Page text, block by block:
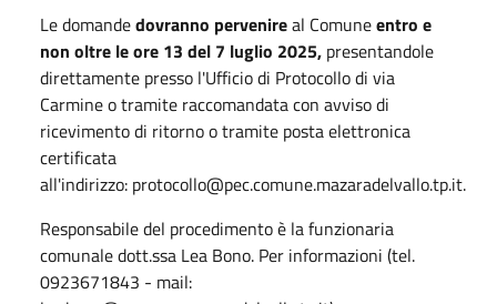
Le domandedovranno pervenireal Comuneentro e
non oltre le ore 13 del 7 luglio 2025, presentandole
direttamente presso l'Ufficio di Protocollo di via
Carmine o tramite raccomandata con avviso di
ricevimento di ritorno o tramite posta elettronica
certificata
all'indirizzo: protocollo@pec.comune.mazaradelvallo.tp.it.
Responsabile del procedimento è la funzionaria
comunale dott.ssa Lea Bono. Per informazioni (tel.
0923671843 - mail: